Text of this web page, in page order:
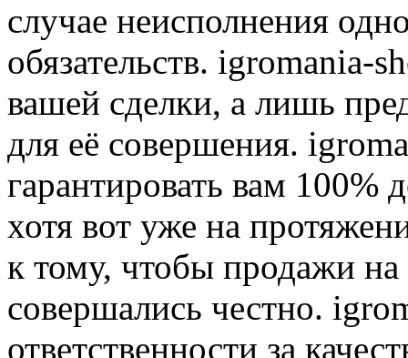
случае неисполнения
обязательств. igromania-
вашей сделки, а лишь
для её совершения.
гарантировать вам 100%
хотя вот уже на
к тому, чтобы продажи
совершались честно.
ответственности за